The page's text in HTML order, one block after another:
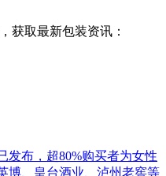
获取最新包装资讯：
发布，超80%购买者为女性
博、皇台酒业、泸州老窖等